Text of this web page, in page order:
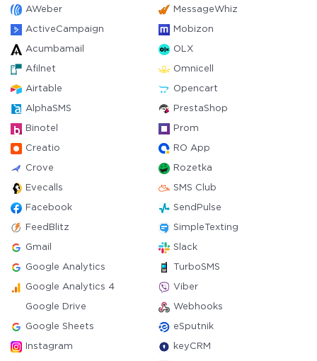
AWeber MessageWhiz
ActiveCampaign Mobizon
Acumbamail OLX
Afilnet Omnicell
Airtable Opencart
AlphaSMS PrestaShop
Binotel Prom
Creatio RO App
Crove Rozetka
Evecalls SMS Club
Facebook SendPulse
FeedBlitz SimpleTexting
Gmail Slack
Google Analytics TurboSMS
Google Analytics 4 Viber
Google Drive Webhooks
Google Sheets eSputnik
Instagram keyCRM